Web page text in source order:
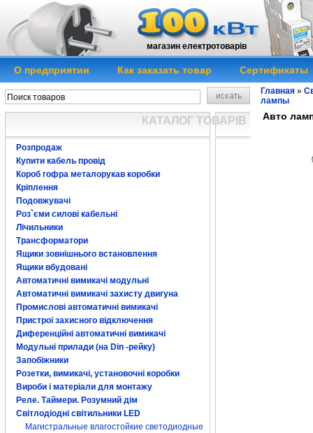
магазин електротоварів
О предприятии Как заказать товар Сертификаты
КАТАЛОГ ТОВАРІВ
Розпродаж
Купити кабель провід
Короб гофра металорукав коробки
Кріплення
Подовжувачі
Роз`єми силові кабельні
Лічильники
Трансформатори
Ящики зовнішнього встановлення
Ящики вбудовані
Автоматичні вимикачі модульні
Автоматичні вимикачі захисту двигуна
Промислові автоматичні вимикачі
Пристрої захисного відключення
Диференційні автоматичні вимикачі
Модульні прилади (на Din -рейку)
Запобіжники
Розетки, вимикачі, установочні коробки
Вироби і матеріали для монтажу
Реле. Таймери. Розумний дім
Світлодіодні світильники LED
Магистральные влагостойкие светодиодные
Главная »
лампы
Авто